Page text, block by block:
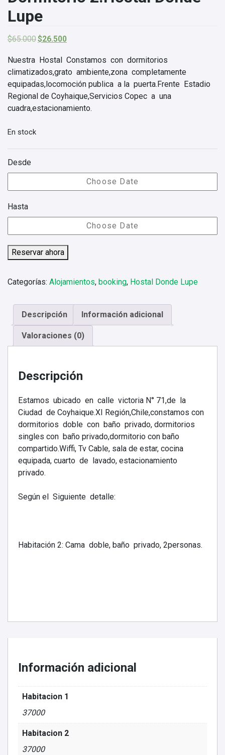
Lupe
$65.000 El
original
era:
$65.000.
$26.500El
actual
es:
$26.500.
Nuestra Hostal Constamos con dormitorios
climatizados,grato ambiente,zona completamente
equipadas,locomoción publica a la puerta.Frente Estadio
Regional de Coyhaique,Servicios Copec a una
cuadra,estacionamiento.
En stock
Desde
Hasta
Reservar ahora
Categorías: Alojamientos, booking, Hostal Donde Lupe
Descripción Información adicional
Valoraciones (0)
Descripción
Estamos ubicado en calle victoria N° 71,de la
Ciudad de Coyhaique.XI Región,Chile,constamos con
dormitorios doble con baño privado, dormitorios
singles con baño privado,dormitorio con baño
compartido.Wiffi, Tv Cable, sala de estar, cocina
equipada, cuarto de lavado, estacionamiento
privado.
Según el Siguiente detalle:
Habitación 2: Cama doble, baño privado, 2personas.
Información adicional
Habitacion 1
37000
Habitacion 2
37000